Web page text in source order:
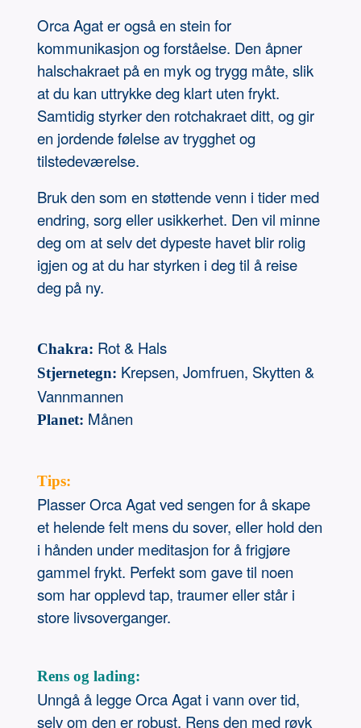
Orca Agat er også en stein for
kommunikasjon og forståelse. Den åpner
halschakraet på en myk og trygg måte, slik
at du kan uttrykke deg klart uten frykt.
Samtidig styrker den rotchakraet ditt, og gir
en jordende følelse av trygghet og
tilstedeværelse.
Bruk den som en støttende venn i tider med
endring, sorg eller usikkerhet. Den vil minne
deg om at selv det dypeste havet blir rolig
igjen og at du har styrken i deg til å reise
deg på ny.
Chakra: Rot & Hals
Stjernetegn: Krepsen, Jomfruen, Skytten &
Vannmannen
Planet: Månen
Tips:
Plasser Orca Agat ved sengen for å skape
et helende felt mens du sover, eller hold den
i hånden under meditasjon for å frigjøre
gammel frykt. Perfekt som gave til noen
som har opplevd tap, traumer eller står i
store livsoverganger.
Rens og lading:
Unngå å legge Orca Agat i vann over tid,
selv om den er robust. Rens den med røyk